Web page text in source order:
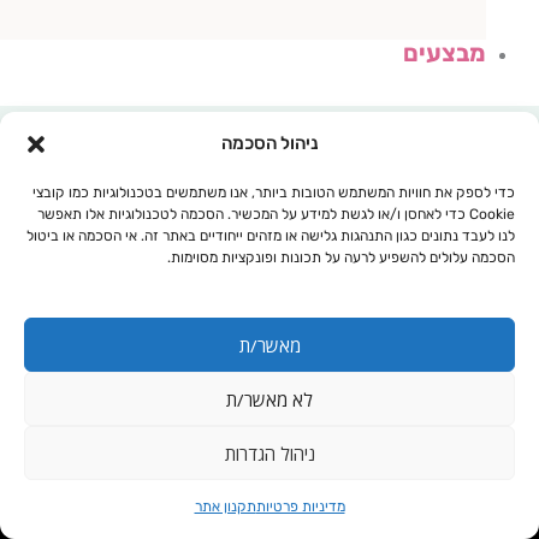
ניהול הסכמה
כדי לספק את חוויות המשתמש הטובות ביותר, אנו משתמשים בטכנולוגיות כמו קובצי
Cookie כדי לאחסן ו/או לגשת למידע על המכשיר. הסכמה לטכנולוגיות אלו תאפשר
לנו לעבד נתונים כגון התנהגות גלישה או מזהים ייחודיים באתר זה. אי הסכמה או ביטול
הסכמה עלולים להשפיע לרעה על תכונות ופונקציות מסוימות.
מאשר/ת
לא מאשר/ת
ניהול הגדרות
מדיניות פרטיותתקנון אתר
מבצעים
עגלת קניות